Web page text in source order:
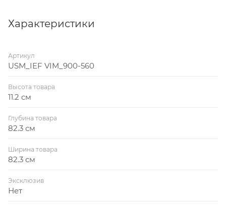
Характеристики
Артикул
USM_IEF VIM_900-560
Высота товара
11.2 см
Глубина товара
82.3 см
Ширина товара
82.3 см
Эксклюзив
Нет